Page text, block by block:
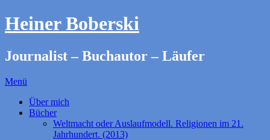
Heiner Boberski
Journalist – Buchautor – Läufer
Menü
Über mich
Bücher
Weltmacht oder Auslaufmodell. Religionen im 21.
Jahrhundert. (2013)